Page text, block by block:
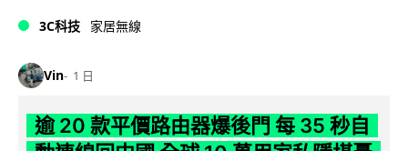
3C科技 家居無線
Vin 1 日
逾 20 款平價路由器爆後門 每 35 秒自